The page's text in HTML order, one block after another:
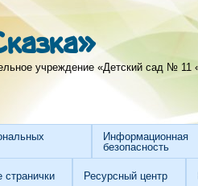
учреждение «Детский сад № 11
Информационная
безопасность
странички Ресурсный центр